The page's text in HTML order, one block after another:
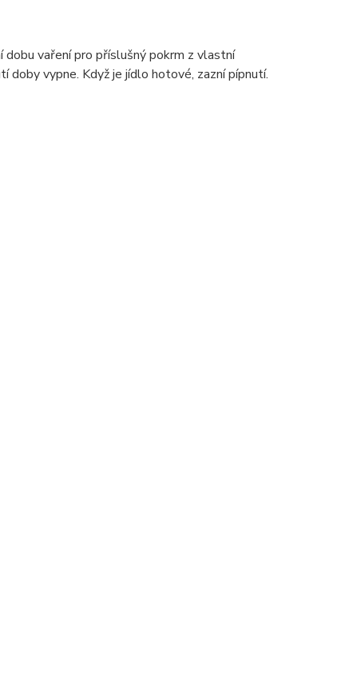
vaření pro příslušný pokrm z vlastní
vypne. Když je jídlo hotové, zazní pípnutí.